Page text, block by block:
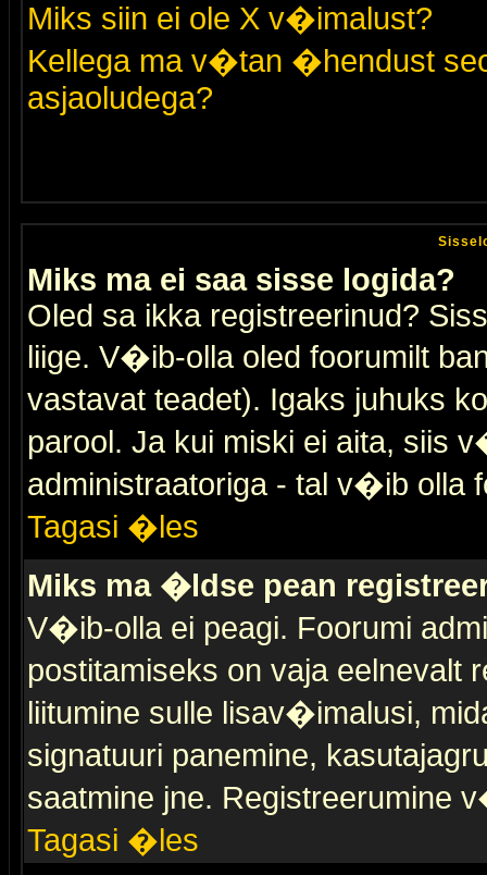
Miks siin ei ole X v�imalust?
Kellega ma v�tan �hendust
asjaoludega?
Miks ma ei saa sisse logida?
Oled sa ikka registreerinud?
liige. V�ib-olla oled foorumilt
vastavat teadet). Igaks juhuks
parool. Ja kui miski ei aita, siis
administraatoriga - tal v�ib olla
Tagasi �les
Miks ma �ldse pean
V�ib-olla ei peagi. Foorumi
postitamiseks on vaja eelnevalt
liitumine sulle lisav�imalusi,
signatuuri panemine,
saatmine jne. Registreerumine
Tagasi �les